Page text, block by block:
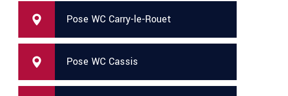
Pose WC Carry-le-Rouet
Pose WC Cassis